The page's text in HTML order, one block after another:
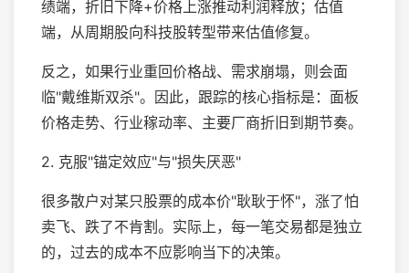
绩端，折旧下降+价格上涨推动利润释放；估值
端，从周期股向科技股转型带来估值修复。
反之，如果行业重回价格战、需求崩塌，则会面
临"戴维斯双杀"。因此，跟踪的核心指标是：面板
价格走势、行业稼动率、主要厂商折旧到期节奏。
2. 克服"锚定效应"与"损失厌恶"
很多散户对某只股票的成本价"耿耿于怀"，涨了怕
卖飞、跌了不肯割。实际上，每一笔交易都是独立
的，过去的成本不应影响当下的决策。